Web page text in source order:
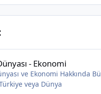
- Ekonomi
ve Ekonomi Hakkında
veya Dünya